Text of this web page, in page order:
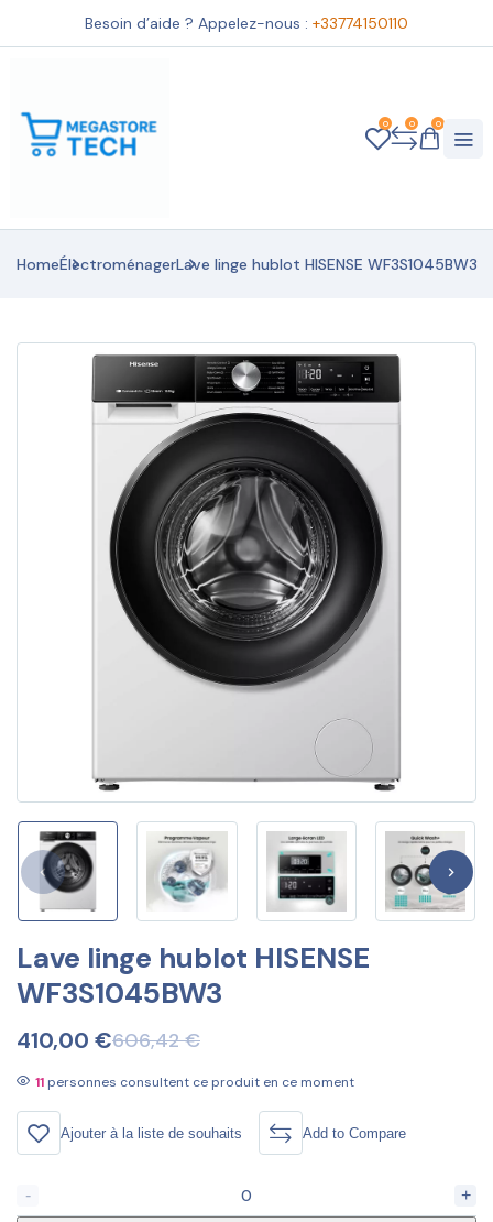
Besoin d’aide ? Appelez-nous : +33774150110
0 0 0
HomeÉlectroménagerLave linge hublot HISENSE WF3S1045BW3
Lave linge hublot HISENSE
WF3S1045BW3
606,42€
410,00 €
11 personnes consultent ce produit en ce moment
Ajouter à la liste de souhaits Add to Compare
- +